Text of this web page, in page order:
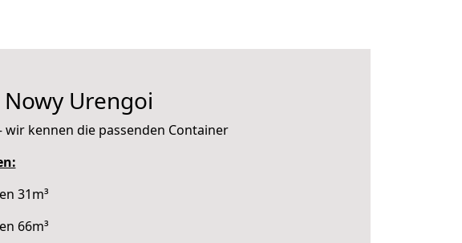
Urengoi
kennen die passenden Container
31m³
66m³